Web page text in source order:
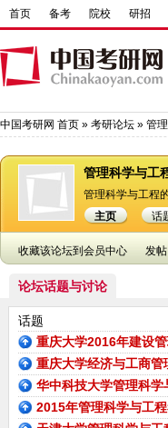
首页 备考 院校 研招
中国考研网 首页 » 考研论坛 » 管
管理科学与工
管理科学与工程
主页
话
收藏该论坛到会员中心 发帖
论坛话题与讨论
话题
重庆大学2016年建设
重庆大学经济与工商
华中科技大学管理科学
2015年管理科学与工